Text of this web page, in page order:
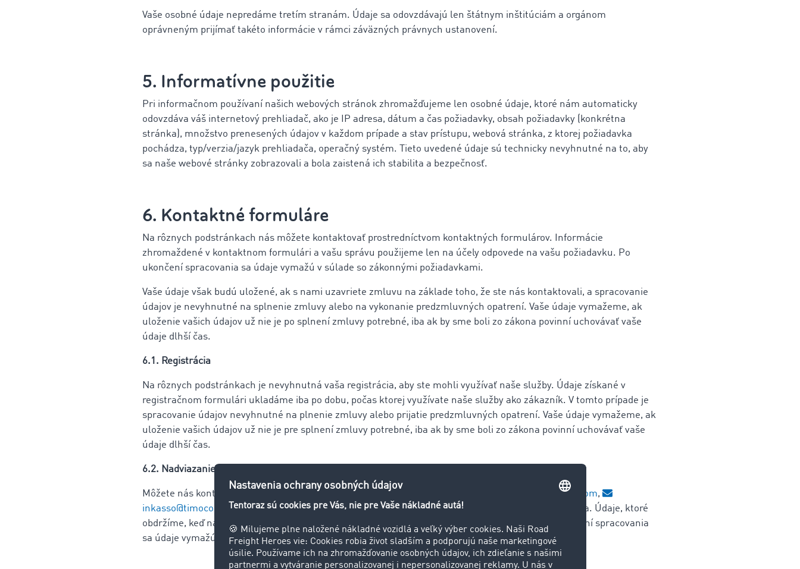
Vaše osobné údaje nepredáme tretím stranám. Údaje sa odovzdávajú len štátnym inštitúciám a orgánom
oprávneným prijímať takéto informácie v rámci záväzných právnych ustanovení.
5. Informatívne použitie
Pri informačnom používaní našich webových stránok zhromažďujeme len osobné údaje, ktoré nám automaticky
odovzdáva váš internetový prehliadač, ako je IP adresa, dátum a čas požiadavky, obsah požiadavky (konkrétna
stránka), množstvo prenesených údajov v každom prípade a stav prístupu, webová stránka, z ktorej požiadavka
pochádza, typ/verzia/jazyk prehliadača, operačný systém. Tieto uvedené údaje sú technicky nevyhnutné na to, aby
sa naše webové stránky zobrazovali a bola zaistená ich stabilita a bezpečnosť.
6. Kontaktné formuláre
Na rôznych podstránkach nás môžete kontaktovať prostredníctvom kontaktných formulárov. Informácie
zhromaždené v kontaktnom formulári a vašu správu použijeme len na účely odpovede na vašu požiadavku. Po
ukončení spracovania sa údaje vymažú v súlade so zákonnými požiadavkami.
Vaše údaje však budú uložené, ak s nami uzavriete zmluvu na základe toho, že ste nás kontaktovali, a spracovanie
údajov je nevyhnutné na splnenie zmluvy alebo na vykonanie predzmluvných opatrení. Vaše údaje vymažeme, ak
uloženie vašich údajov už nie je po splnení zmluvy potrebné, iba ak by sme boli zo zákona povinní uchovávať vaše
údaje dlhší čas.
6.1. Registrácia
Na rôznych podstránkach je nevyhnutná vaša registrácia, aby ste mohli využívať naše služby. Údaje získané v
registračnom formulári ukladáme iba po dobu, počas ktorej využívate naše služby ako zákazník. V tomto prípade je
spracovanie údajov nevyhnutné na plnenie zmluvy alebo prijatie predzmluvných opatrení. Vaše údaje vymažeme, ak
uloženie vašich údajov už nie je pre splnení zmluvy potrebné, iba ak by sme boli zo zákona povinní uchovávať vaše
údaje dlhší čas.
6.2. Nadviazanie kontaktu e-mailom poslaným zamestnancom
Môžete nás kontaktovať aj poslaním e-mailu. Ten môžete zaslať napríklad na info.sk@timocom.com,
inkasso@timocom.com, jobs@timocom.com alebo na osobný pracovný e-mail nášho zamestnanca. Údaje, ktoré
obdržíme, keď nám pošlete svoj e-mail, použijeme iba na účely odpovede na vašu otázku. Po ukončení spracovania
sa údaje vymažú v súlade so zákonnými požiadavkami.